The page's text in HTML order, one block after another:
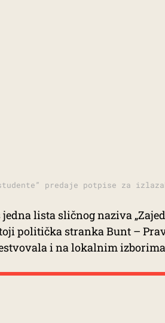
predaje potpise za
lista sličnog naziva
politička stranka Bunt –
i na lokalnim